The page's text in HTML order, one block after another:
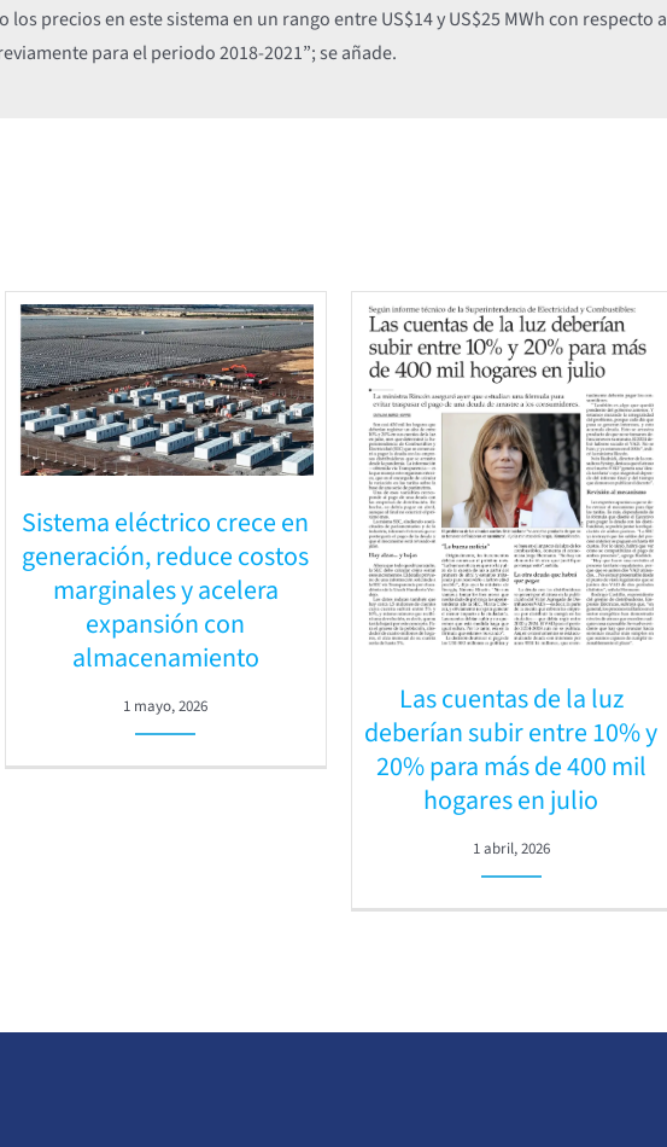
precios en este sistema en un rango entre US$14 y US$25 MWh con respecto a
para el periodo 2018-2021”; se añade.
Sistema eléctrico crece en
generación, reduce costos
marginales y acelera
expansión con
almacenamiento
1 mayo, 2026
Las cuentas de la luz
deberían subir entre 10% y
20% para más de 400 mil
hogares en julio
1 abril, 2026